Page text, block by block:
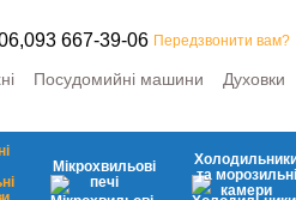
093 667-39-06 Передзвонити вам?
Посудомийні машини
Духовки
морозильні камери
Витяжки
Дрібна побутова техніка
Мікрохвильові
печі
та морозильні
камери